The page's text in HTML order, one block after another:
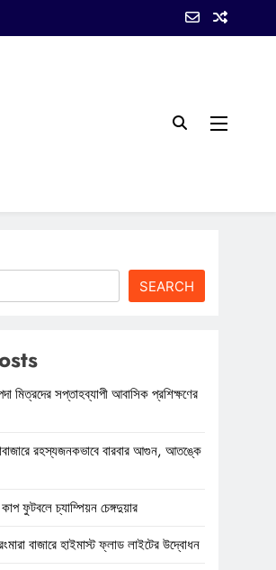
SEARCH
মিত্রদের সপ্তাহব্যাপী আবাসিক প্রশিক্ষণের
রহস্যজনকভাবে বারবার আগুন, আতঙ্কে
ফুটবলে চ্যাম্পিয়ন চেঙ্গদুয়ার
বাজারে হাইমাস্ট ফ্লাড লাইটের উদ্বোধন